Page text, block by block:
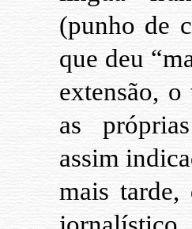
(punho de
que deu
extensão, o
as
assim
mais tarde,